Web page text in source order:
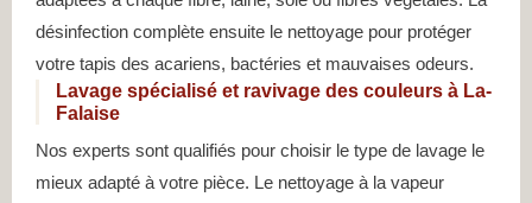
désinfection complète ensuite le nettoyage pour protéger
votre tapis des acariens, bactéries et mauvaises odeurs.
Lavage spécialisé et ravivage des couleurs à La-
Falaise
Nos experts sont qualifiés pour choisir le type de lavage le
mieux adapté à votre pièce. Le nettoyage à la vapeur